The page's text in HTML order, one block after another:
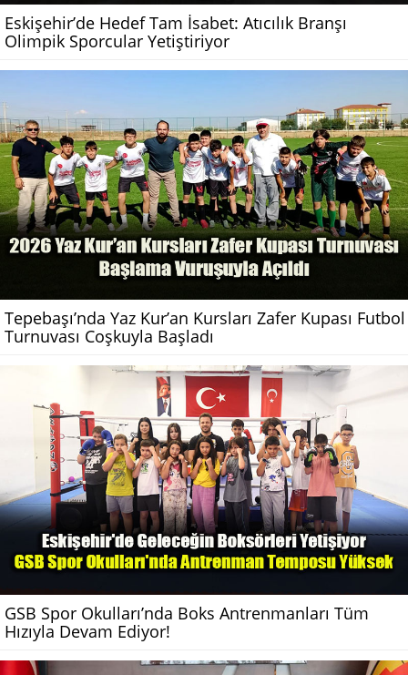
Eskişehir’de Hedef Tam İsabet: Atıcılık Branşı
Olimpik Sporcular Yetiştiriyor
Tepebaşı’nda Yaz Kur’an Kursları Zafer Kupası Futbol
Turnuvası Coşkuyla Başladı
GSB Spor Okulları’nda Boks Antrenmanları Tüm
Hızıyla Devam Ediyor!